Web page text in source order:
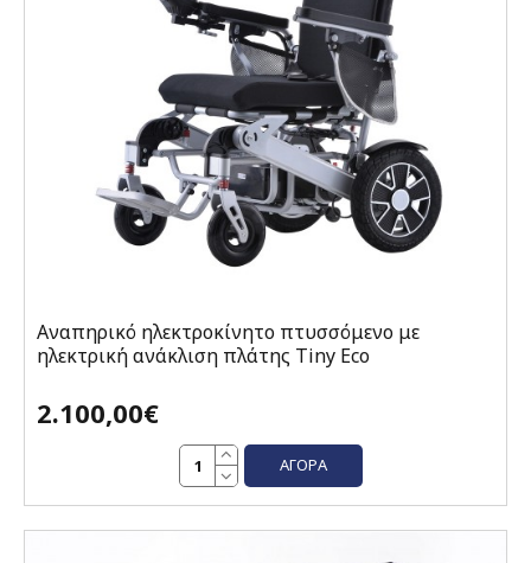
Αναπηρικό ηλεκτροκίνητο πτυσσόμενο με
ηλεκτρική ανάκλιση πλάτης Tiny Eco
2.100,00€
ΑΓΟΡΆ